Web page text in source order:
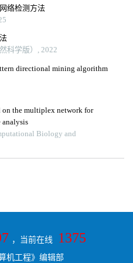
，当前在线 1375
机工程》编辑部